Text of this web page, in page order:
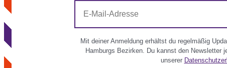
Mail-
Adresse
Mit deiner Anmeldung erhältst du regelmäßig
Hamburgs Bezirken. Du kannst den Newsletter
unserer